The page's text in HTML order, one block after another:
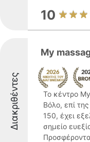
10
Διακριθέντες
My
Το κέντρο
Βόλο, επί
150, έχει
σημείο